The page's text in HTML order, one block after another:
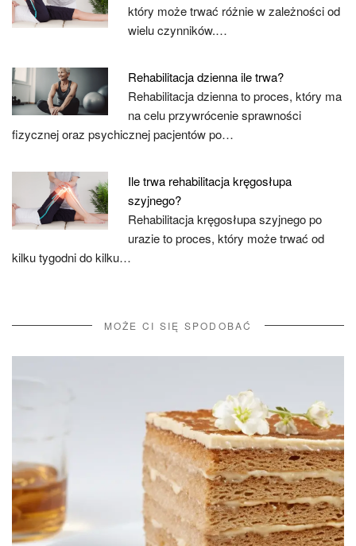
który może trwać różnie w zależności od
wielu czynników.…
Rehabilitacja dzienna ile trwa?
Rehabilitacja dzienna to proces, który ma
na celu przywrócenie sprawności
fizycznej oraz psychicznej pacjentów po…
Ile trwa rehabilitacja kręgosłupa
szyjnego?
Rehabilitacja kręgosłupa szyjnego po
urazie to proces, który może trwać od
kilku tygodni do kilku…
MOŻE CI SIĘ SPODOBAĆ